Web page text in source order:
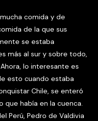
comida y de
de la que sus
se estaba
más al sur y sobre todo,
lo interesante es
esto cuando estaba
Chile, se enteró
había en la cuenca.
Perú, Pedro de Valdivia